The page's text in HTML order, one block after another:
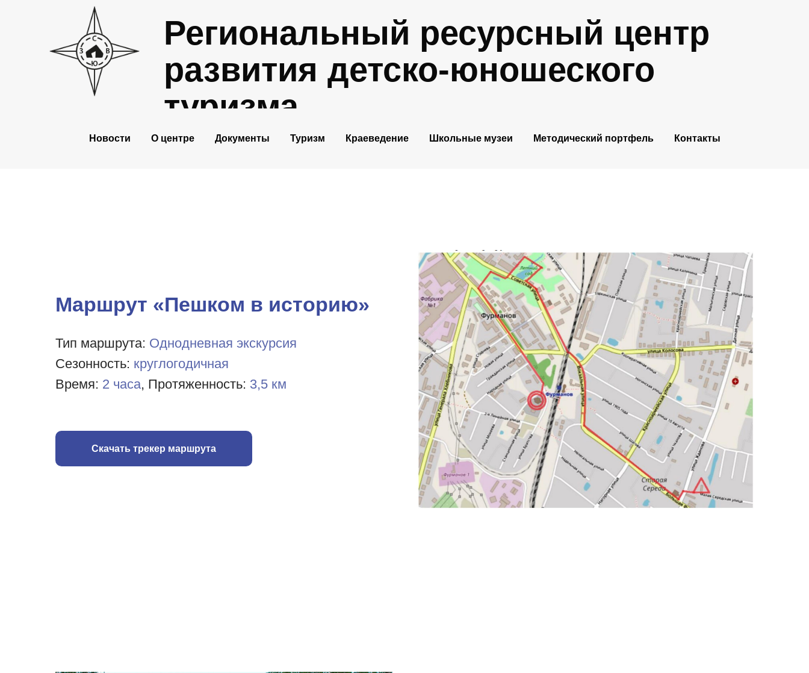
Региональный ресурсный центр
развития детско-юношеского
туризма
Новости О центре Документы Туризм Краеведение Школьные музеи Методический портфель Контакты
Маршрут «Пешком в историю»
Тип маршрута: Однодневная экскурсия
Сезонность: круглогодичная
Время: 2 часа, Протяженность: 3,5 км
Скачать трекер маршрута